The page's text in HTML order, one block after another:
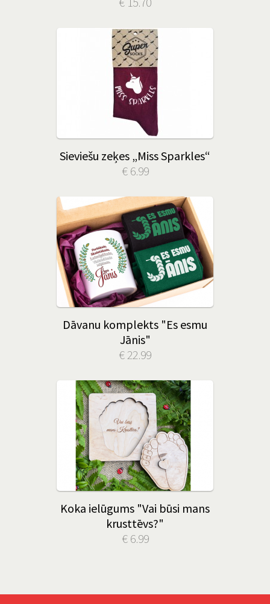
Sieviešu zeķes „Miss Sparkles“
€ 6.99
Dāvanu komplekts "Es esmu
Jānis"
€ 22.99
Koka ielūgums "Vai būsi mans
krusttēvs?"
€ 6.99